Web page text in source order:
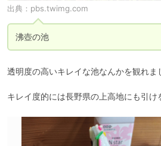
出典： pbs.twimg.com
沸壺の池
透明度の高いキレイな池なんかを観れま
キレイ度的には長野県の上高地にも引